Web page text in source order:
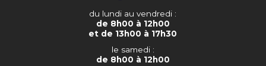
du lundi au vendredi :
de 8h00 à 12h00
et de 13h00 à 17h30
le samedi :
de 8h00 à 12h00